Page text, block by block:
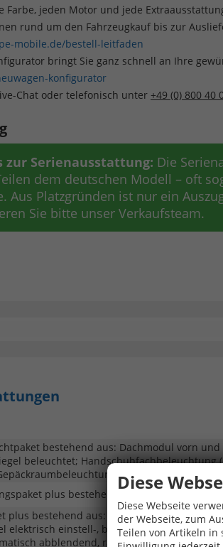
Farbe, jeden Motor und jede
rund um den Fahrzeugkauf bis zur
mobile.de/bestell-leitfaden
bringt Sie ganz schnell an Ihre
konfigurator
Chat oder telefonisch unter +49 (0) 800 40
zur Serienausstattung: Die
dem deutschen Modell – oft
Aus Platzgründen ist nur ein
Sie bitte unser Verkaufsteam.
bestehend aus: Dachmodul vorn
beleuchtet; Handschuhfachbeleuchtung
plus bestehend aus: 3-Zonen-
plus bestehend aus: 4-Wege-
elektrisch einstell-, beheiz- und
abblendend, rahmenlos
Diese
Diese Webseite
der Webseite, zum
Teilen von Artikeln in